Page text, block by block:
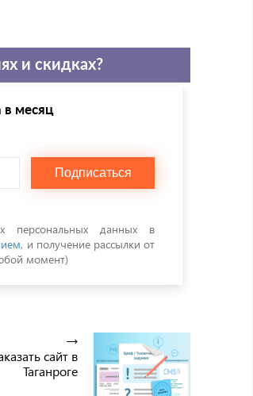
и скидках?
в месяц
Подписаться
персональных данных в
, и получение рассылки от
момент)
сайт в
Таганроге